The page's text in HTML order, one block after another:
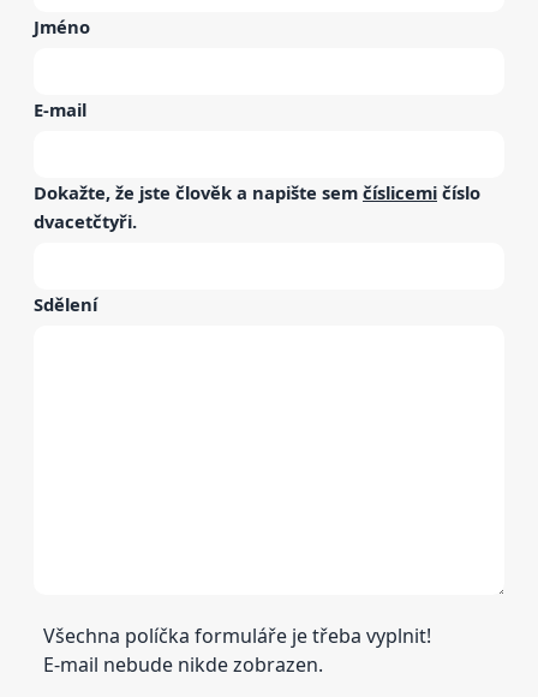
Jméno
E-mail
Dokažte, že jste člověk a napište sem číslicemi číslo
dvacetčtyři.
Sdělení
Všechna políčka formuláře je třeba vyplnit!
E-mail nebude nikde zobrazen.